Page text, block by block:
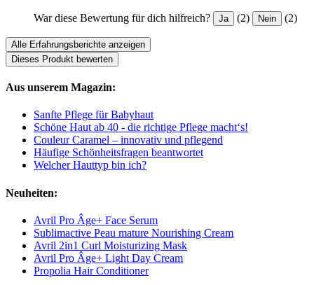
War diese Bewertung für dich hilfreich? Ja (2) Nein (2)
Alle Erfahrungsberichte anzeigen
Dieses Produkt bewerten
Aus unserem Magazin:
Sanfte Pflege für Babyhaut
Schöne Haut ab 40 - die richtige Pflege macht‘s!
Couleur Caramel – innovativ und pflegend
Häufige Schönheitsfragen beantwortet
Welcher Hauttyp bin ich?
Neuheiten:
Avril Pro Âge+ Face Serum
Sublimactive Peau mature Nourishing Cream
Avril 2in1 Curl Moisturizing Mask
Avril Pro Âge+ Light Day Cream
Propolia Hair Conditioner